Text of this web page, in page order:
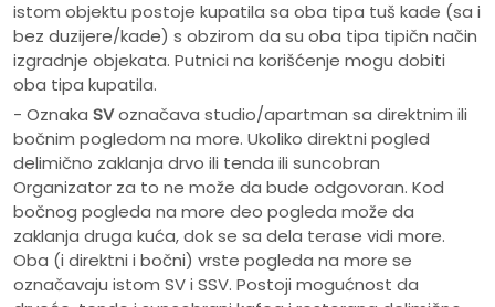
istom objektu postoje kupatila sa oba tipa tuš kade (sa i
bez duzijere/kade) s obzirom da su oba tipa tipičn način
izgradnje objekata. Putnici na korišćenje mogu dobiti
oba tipa kupatila.
- Oznaka SVoznačava studio/apartman sa direktnim ili
bočnim pogledom na more. Ukoliko direktni pogled
delimično zaklanja drvo ili tenda ili suncobran
Organizator za to ne može da bude odgovoran. Kod
bočnog pogleda na more deo pogleda može da
zaklanja druga kuća, dok se sa dela terase vidi more.
Oba (i direktni i bočni) vrste pogleda na more se
označavaju istom SV i SSV. Postoji mogućnost da